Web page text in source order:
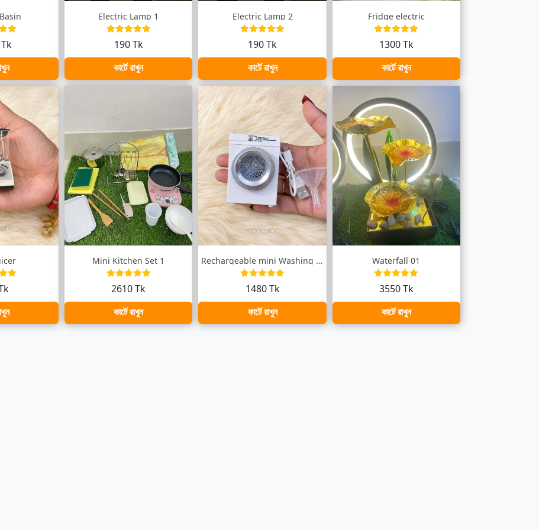
Electric Lamp 1
190 Tk
কার্টে রাখুন
Electric Lamp 2
190 Tk
কার্টে রাখুন
Fridge electric
1300 Tk
কার্টে রাখুন
Mini Kitchen Set 1
2610 Tk
কার্টে রাখুন
Rechargeable mini Washing Machine
1480 Tk
কার্টে রাখুন
Waterfall 01
3550 Tk
কার্টে রাখুন